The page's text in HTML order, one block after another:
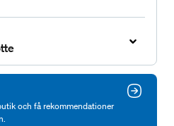
och få rekommendationer